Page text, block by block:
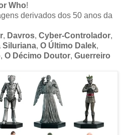
Who!
derivados dos 50 anos da
, Davros, Cyber-Controlador,
Siluriana, O Último Dalek,
, O Décimo Doutor, Guerreiro